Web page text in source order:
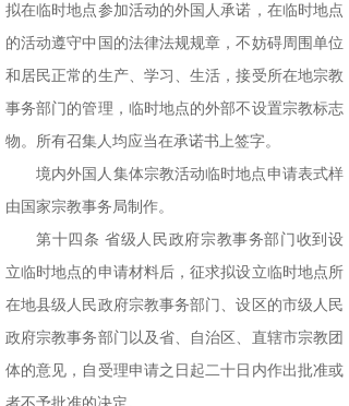
拟在临时地点参加活动的外国人承诺，在临时地点
的活动遵守中国的法律法规规章，不妨碍周围单位
和居民正常的生产、学习、生活，接受所在地宗教
事务部门的管理，临时地点的外部不设置宗教标志
物。所有召集人均应当在承诺书上签字。
境内外国人集体宗教活动临时地点申请表式样
由国家宗教事务局制作。
第十四条 省级人民政府宗教事务部门收到设
立临时地点的申请材料后，征求拟设立临时地点所
在地县级人民政府宗教事务部门、设区的市级人民
政府宗教事务部门以及省、自治区、直辖市宗教团
体的意见，自受理申请之日起二十日内作出批准或